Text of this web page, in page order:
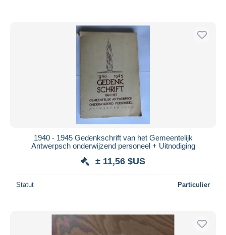
1940 - 1945 Gedenkschrift van het Gemeentelijk
Antwerpsch onderwijzend personeel + Uitnodiging
± 11,56 $US
Statut Particulier